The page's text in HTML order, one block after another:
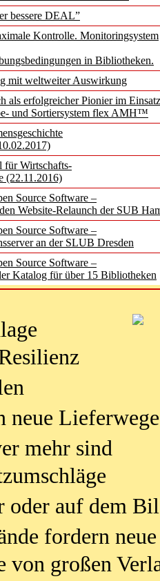
bessere DEAL”
Kontrolle. Monitoringsystem
in Bibliotheken.
mit weltweiter Auswirkung
als erfolgreicher Pionier im
und Sortiersystem flex AMH™
Wirtschafts-
(22.11.2016)
Source Software –
Website-Relaunch der SUB
Source Software –
an der SLUB Dresden
Source Software –
Katalog für über 15 Bibliotheken
mehr
besseren
Teil der
für
über KI-Texte
neue Lieferwege
mehr sind
oder auf dem
fordern neue
großen